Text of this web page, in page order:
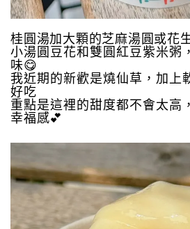
桂圓湯加大顆的芝麻湯圓或花
小湯圓豆花和雙圓紅豆紫米粥
味😋
我近期的新歡是燒仙草，加上
好吃
重點是這裡的甜度都不會太高
幸福感💕